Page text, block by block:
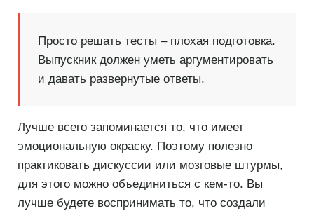
Просто решать тесты – плохая подготовка.
Выпускник должен уметь аргументировать
и давать развернутые ответы.
Лучше всего запоминается то, что имеет
эмоциональную окраску. Поэтому полезно
практиковать дискуссии или мозговые штурмы,
для этого можно объединиться с кем-то. Вы
лучше будете воспринимать то, что создали